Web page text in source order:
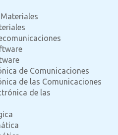
de Comunicaciones
de las Comunicaciones
de las